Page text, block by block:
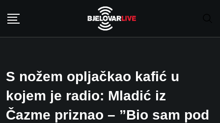
S nožem opljačkao kafić u
kojem je radio: Mladić iz
Čazme priznao – ”Bio sam pod